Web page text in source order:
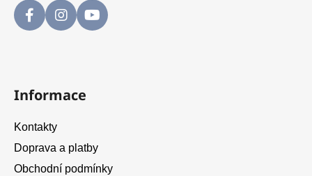
Informace
Kontakty
Doprava a platby
Obchodní podmínky